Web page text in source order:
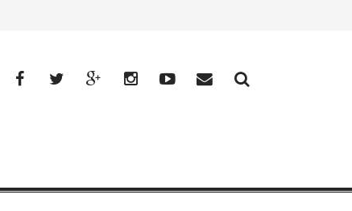
facebook
TwitterGoogle+InstagramYouTube
Email